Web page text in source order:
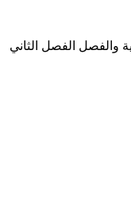
والفصل الفصل الثاني